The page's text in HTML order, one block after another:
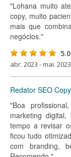
"Lohana muito
copy, muito
mais que
negócios."
5.0
abr. 2023 - mai. 2023
Redator SEO
"Boa
marketing
tempo a revisar
ficou tudo
com branding,